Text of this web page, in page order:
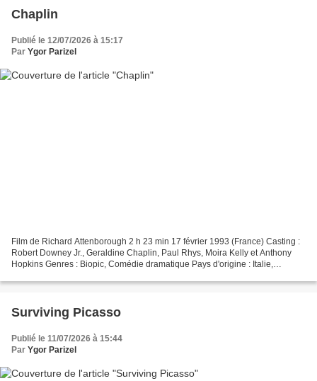
Chaplin
Publié le 12/07/2026 à 15:17
Par Ygor Parizel
Film de Richard Attenborough 2 h 23 min 17 février 1993 (France) Casting :
Robert Downey Jr., Geraldine Chaplin, Paul Rhys, Moira Kelly et Anthony
Hopkins Genres : Biopic, Comédie dramatique Pays d'origine : Italie,
Surviving Picasso
Publié le 11/07/2026 à 15:44
Par Ygor Parizel